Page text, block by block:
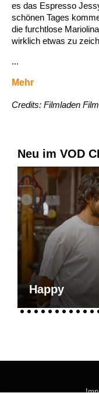
es das Espresso
schönen Tages
die furchtlose
wirklich etwas zu
...
Mehr
Credits: Filmladen
Neu im VOD
Happy